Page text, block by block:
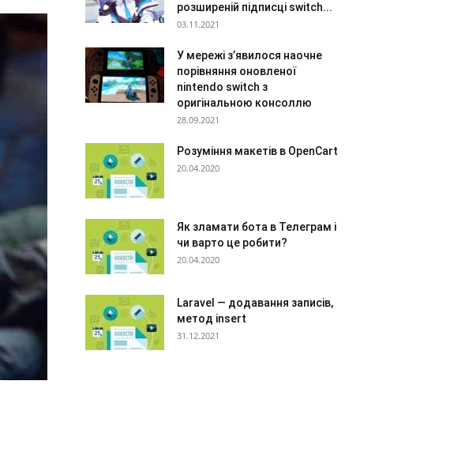
розширеній підписці switch...
03.11.2021
У мережі з’явилося наочне
порівняння оновленої
nintendo switch з
оригінальною консоллю
28.09.2021
Розуміння макетів в OpenCart
20.04.2020
Як зламати бота в Телеграм і
чи варто це робити?
20.04.2020
Laravel — додавання записів,
метод insert
31.12.2021